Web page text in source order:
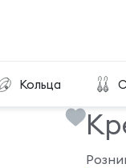
Кольца
Крест литой КРЛ-61-Ч